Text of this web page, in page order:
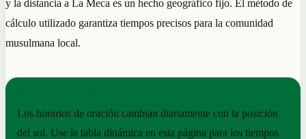
y la distancia a La Meca es un hecho geográfico fijo. El método de
cálculo utilizado garantiza tiempos precisos para la comunidad
musulmana local.
Los horarios de oración cambian diariamente con la posición
del sol. Use la tabla dinámica en esta página para los tiempos